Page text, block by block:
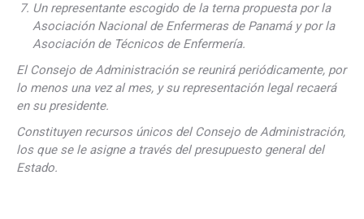
Un representante escogido de la terna propuesta por la
Asociación Nacional de Enfermeras de Panamá y por la
Asociación de Técnicos de Enfermería.
El Consejo de Administración se reunirá periódicamente, por
lo menos una vez al mes, y su representación legal recaerá
en su presidente.
Constituyen recursos únicos del Consejo de Administración,
los que se le asigne a través del presupuesto general del
Estado.